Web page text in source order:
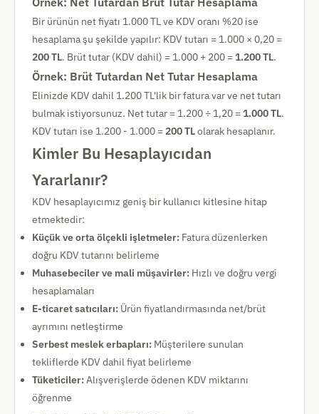
Bir ürünün net fiyatı 1.000 TL ve KDV oranı %20 ise
hesaplama şu şekilde yapılır: KDV tutarı = 1.000 × 0,20 =
200 TL. Brüt tutar (KDV dahil) = 1.000 + 200 = 1.200 TL.
Örnek: Brüt Tutardan Net Tutar Hesaplama
Elinizde KDV dahil 1.200 TL'lik bir fatura var ve net tutarı
bulmak istiyorsunuz. Net tutar = 1.200 ÷ 1,20 = 1.000 TL.
KDV tutarı ise 1.200 - 1.000 = 200 TLolarak hesaplanır.
Kimler Bu Hesaplayıcıdan
Yararlanır?
KDV hesaplayıcımız geniş bir kullanıcı kitlesine hitap
etmektedir:
Küçük ve orta ölçekli işletmeler: Fatura düzenlerken
doğru KDV tutarını belirleme
Muhasebeciler ve mali müşavirler: Hızlı ve doğru vergi
hesaplamaları
E-ticaret satıcıları: Ürün fiyatlandırmasında net/brüt
ayrımını netleştirme
Serbest meslek erbapları: Müşterilere sunulan
tekliflerde KDV dahil fiyat belirleme
Tüketiciler:Alışverişlerde ödenen KDV miktarını
öğrenme